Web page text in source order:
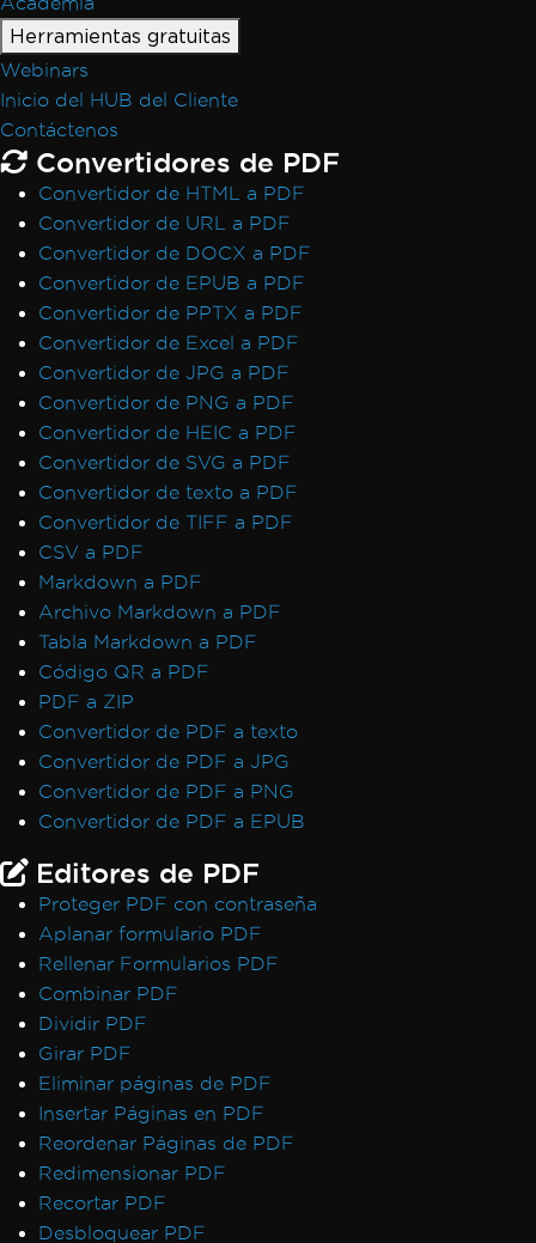
Herramientas gratuitas
Webinars
Inicio del HUB del Cliente
Contáctenos
Convertidores de PDF
Convertidor de HTML a PDF
Convertidor de URL a PDF
Convertidor de DOCX a PDF
Convertidor de EPUB a PDF
Convertidor de PPTX a PDF
Convertidor de Excel a PDF
Convertidor de JPG a PDF
Convertidor de PNG a PDF
Convertidor de HEIC a PDF
Convertidor de SVG a PDF
Convertidor de texto a PDF
Convertidor de TIFF a PDF
CSV a PDF
Markdown a PDF
Archivo Markdown a PDF
Tabla Markdown a PDF
Código QR a PDF
PDF a ZIP
Convertidor de PDF a texto
Convertidor de PDF a JPG
Convertidor de PDF a PNG
Convertidor de PDF a EPUB
Editores de PDF
Proteger PDF con contraseña
Aplanar formulario PDF
Rellenar Formularios PDF
Combinar PDF
Dividir PDF
Girar PDF
Eliminar páginas de PDF
Insertar Páginas en PDF
Reordenar Páginas de PDF
Redimensionar PDF
Recortar PDF
Desbloquear PDF